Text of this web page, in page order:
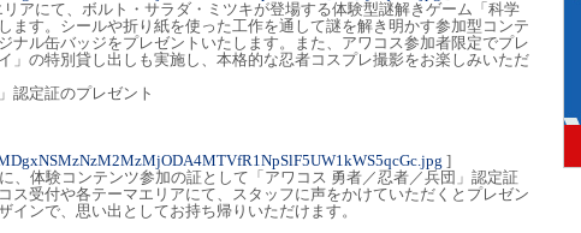
リアにて、ボルト・サラダ・ミツキが登場する体験型謎解きゲーム「科学
ます。シールや折り紙を使った工作を通して謎を解き明かす参加型コンテ
ナル缶バッジをプレゼントいたします。また、アワコス参加者限定でプレ
」の特別貸し出しも実施し、本格的な忍者コスプレ撮影をお楽しみいただ
認定証のプレゼント
]
、体験コンテンツ参加の証として「アワコス 勇者／忍者／兵団」認定証
ス受付や各テーマエリアにて、スタッフに声をかけていただくとプレゼン
インで、思い出としてお持ち帰りいただけます。